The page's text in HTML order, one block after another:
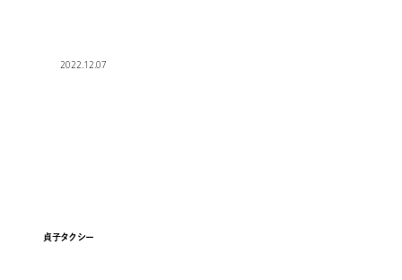
2022.12.07
貞子タクシー